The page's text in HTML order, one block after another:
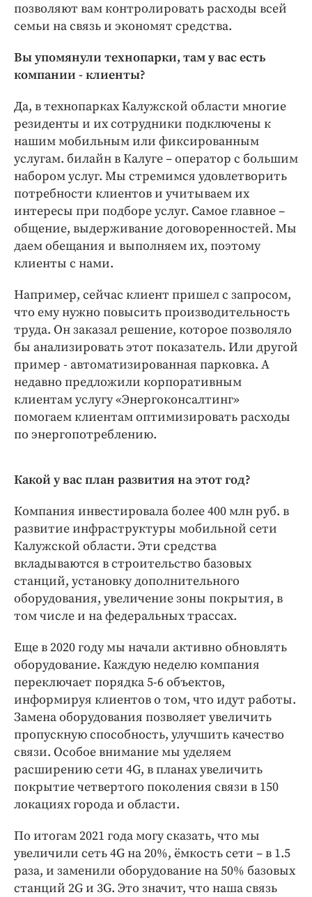
позволяют вам контролировать расходы всей
семьи на связь и экономят средства.
Вы упомянули технопарки, там у вас есть
компании - клиенты?
Да, в технопарках Калужской области многие
резиденты и их сотрудники подключены к
нашим мобильным или фиксированным
услугам. билайн в Калуге – оператор с большим
набором услуг. Мы стремимся удовлетворить
потребности клиентов и учитываем их
интересы при подборе услуг. Самое главное –
общение, выдерживание договоренностей. Мы
даем обещания и выполняем их, поэтому
клиенты с нами.
Например, сейчас клиент пришел с запросом,
что ему нужно повысить производительность
труда. Он заказал решение, которое позволяло
бы анализировать этот показатель. Или другой
пример - автоматизированная парковка. А
недавно предложили корпоративным
клиентам услугу «Энергоконсалтинг»
помогаем клиентам оптимизировать расходы
по энергопотреблению.
Какой у вас план развития на этот год?
Компания инвестировала более 400 млн руб. в
развитие инфраструктуры мобильной сети
Калужской области. Эти средства
вкладываются в строительство базовых
станций, установку дополнительного
оборудования, увеличение зоны покрытия, в
том числе и на федеральных трассах.
Еще в 2020 году мы начали активно обновлять
оборудование. Каждую неделю компания
переключает порядка 5-6 объектов,
информируя клиентов о том, что идут работы.
Замена оборудования позволяет увеличить
пропускную способность, улучшить качество
связи. Особое внимание мы уделяем
расширению сети 4G, в планах увеличить
покрытие четвертого поколения связи в 150
локациях города и области.
По итогам 2021 года могу сказать, что мы
увеличили сеть 4G на 20%, ёмкость сети – в 1.5
раза, и заменили оборудование на 50% базовых
станций 2G и 3G. Это значит, что наша связь